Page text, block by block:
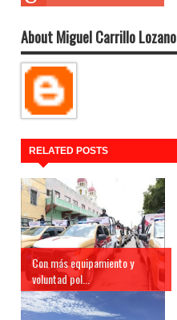
About Miguel Carrillo Lozano
RELATED POSTS
Con más equipamiento y
voluntad pol...